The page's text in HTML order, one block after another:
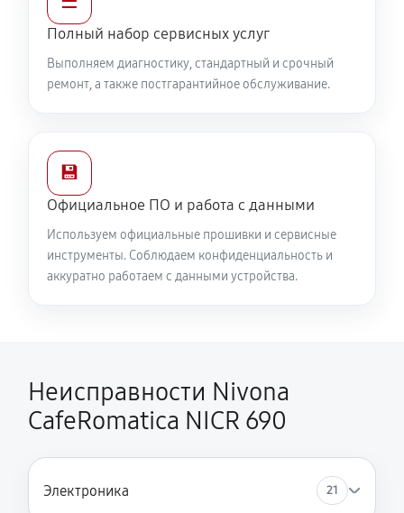
Полный набор сервисных услуг
Выполняем диагностику, стандартный и срочный
ремонт, а также постгарантийное обслуживание.
💾
Официальное ПО и работа с данными
Используем официальные прошивки и сервисные
инструменты. Соблюдаем конфиденциальность и
аккуратно работаем с данными устройства.
Неисправности Nivona
CafeRomatica NICR 690
Электроника 21